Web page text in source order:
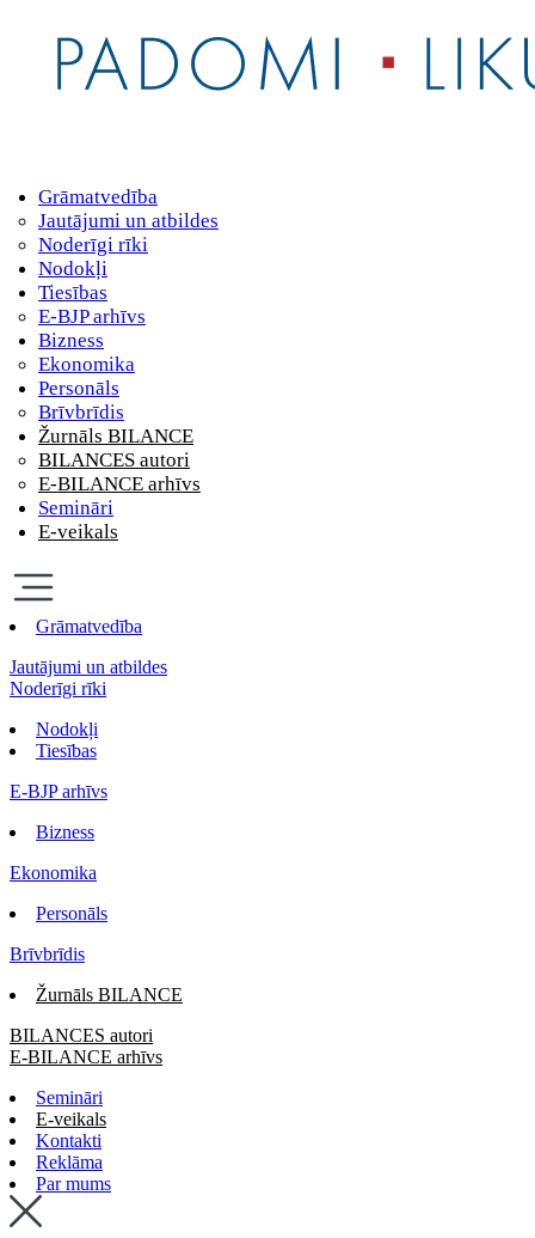
Grāmatvedība
Jautājumi un atbildes
Noderīgi rīki
Nodokļi
Tiesības
E-BJP arhīvs
Bizness
Ekonomika
Personāls
Brīvbrīdis
Žurnāls BILANCE
BILANCES autori
E-BILANCE arhīvs
Semināri
E-veikals
Grāmatvedība
Jautājumi un atbildes
Noderīgi rīki
Nodokļi
Tiesības
E-BJP arhīvs
Bizness
Ekonomika
Personāls
Brīvbrīdis
Žurnāls BILANCE
BILANCES autori
E-BILANCE arhīvs
Semināri
E-veikals
Kontakti
Reklāma
Par mums